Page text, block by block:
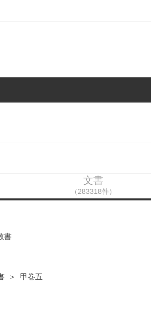
文書
（283318件）
書
＞ 甲巻五